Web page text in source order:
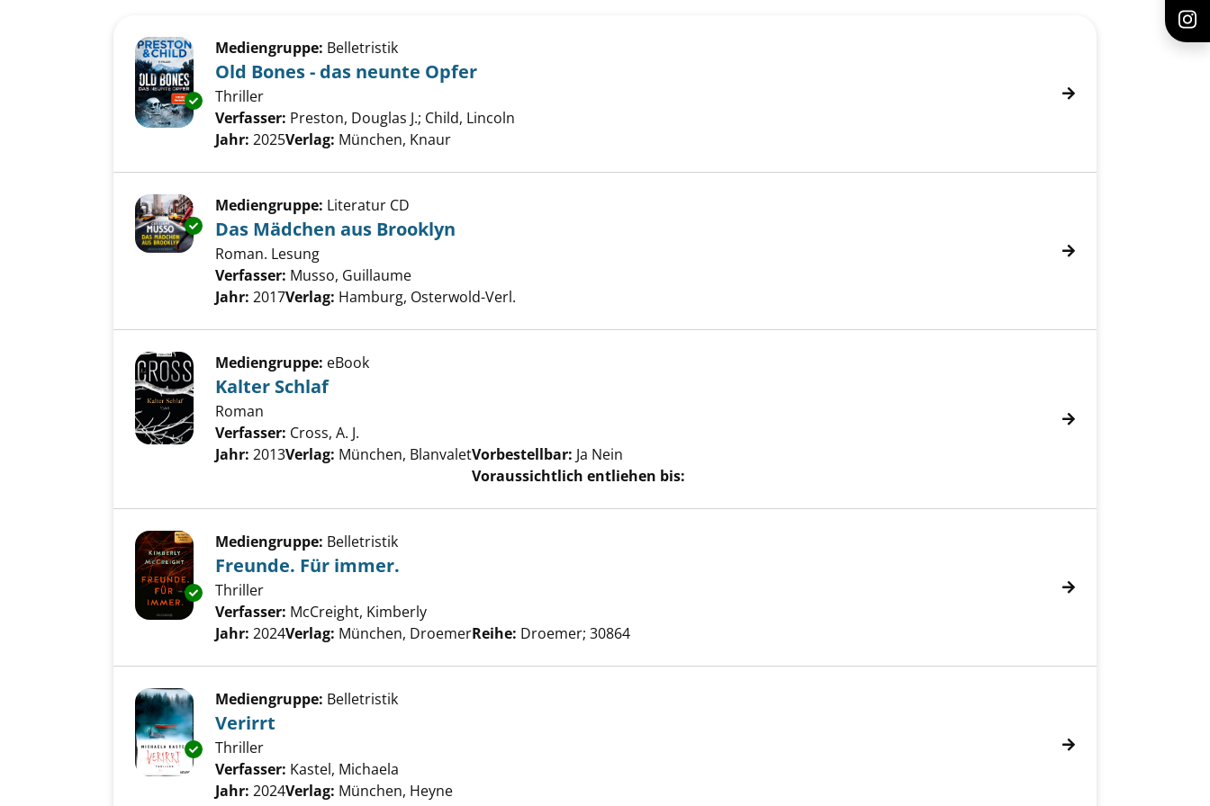
Exemplar-Details von Old Bones - das neunte Opfer anzeigen
Mediengruppe: Belletristik
Old Bones - das neunte Opfer
Thriller
Verfasser: Preston, Douglas J.; Child, Lincoln
Jahr: 2025Verlag: München, Knaur
Exemplar-Details von Das Mädchen aus Brooklyn anzeigen
Mediengruppe: Literatur CD
Das Mädchen aus Brooklyn
Roman. Lesung
Verfasser: Musso, Guillaume
Jahr: 2017Verlag: Hamburg, Osterwold-Verl.
Mediengruppe: eBook
Kalter Schlaf
Roman
Verfasser: Cross, A. J.
Jahr: 2013Verlag: München, BlanvaletVorbestellbar: Ja Nein
Voraussichtlich entliehen bis:
Exemplar-Details von Freunde. Für immer. anzeigen
Mediengruppe: Belletristik
Freunde. Für immer.
Thriller
Verfasser: McCreight, Kimberly
Jahr: 2024Verlag: München, DroemerReihe: Droemer; 30864
Exemplar-Details von Verirrt anzeigen
Mediengruppe: Belletristik
Verirrt
Thriller
Verfasser: Kastel, Michaela
Jahr: 2024Verlag: München, Heyne